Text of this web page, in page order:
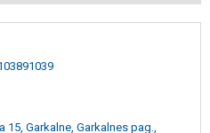
15, Garkalne, Garkalnes pag.,